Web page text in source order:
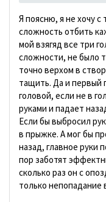
Я поясню, я не хочу
сложность отбить
мой взягяд все три
сложности, не было
точно верхом в
тащить. Да и первый
головой, если не в
руками и падает
Если бы выбросил
в прыжке. А мог бы
назад, главное руки
пор заботят
сколько раз он с
только непопадание